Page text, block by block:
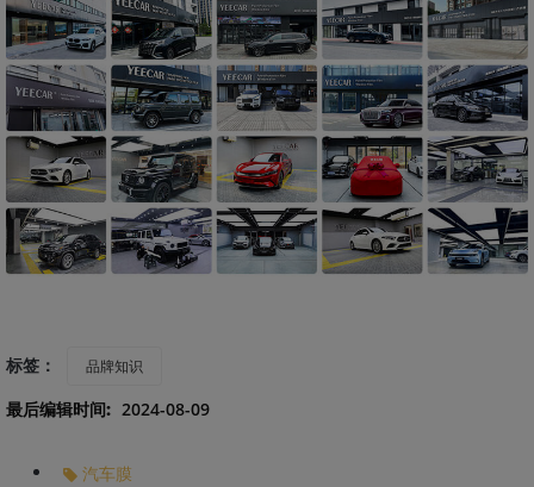
标签： 品牌知识
最后编辑时间: 2024-08-09
汽车膜